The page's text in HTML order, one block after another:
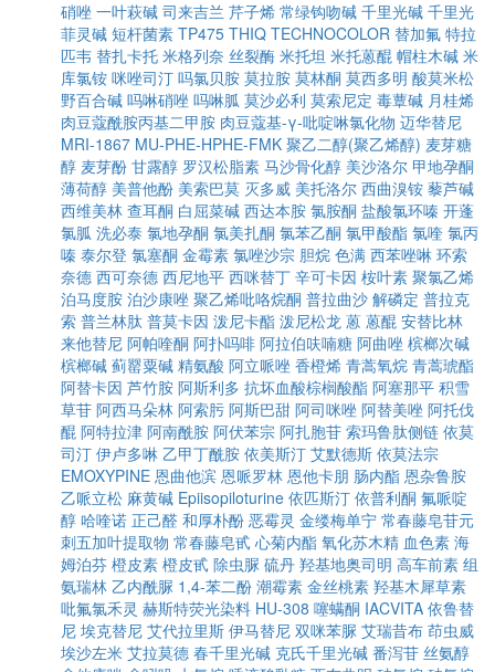
硝唑 一叶萩碱 司来吉兰 芹子烯 常绿钩吻碱 千里光碱 千里光
菲灵碱 短杆菌素 TP475 THIQ TECHNOCOLOR 替加氟 特拉
匹韦 替扎卡托 米格列奈 丝裂酶 米托坦 米托蒽醌 帽柱木碱 米
库氯铵 咪唑司汀 吗氯贝胺 莫拉胺 莫林酮 莫西多明 酸莫米松
野百合碱 吗啉硝唑 吗啉胍 莫沙必利 莫索尼定 毒蕈碱 月桂烯
肉豆蔻酰胺丙基二甲胺 肉豆蔻基-γ-吡啶啉氯化物 迈华替尼
MRI-1867 MU-PHE-HPHE-FMK 聚乙二醇(聚乙烯醇) 麦芽糖
醇 麦芽酚 甘露醇 罗汉松脂素 马沙骨化醇 美沙洛尔 甲地孕酮
薄荷醇 美普他酚 美索巴莫 灭多威 美托洛尔 西曲溴铵 藜芦碱
西维美林 查耳酮 白屈菜碱 西达本胺 氯胺酮 盐酸氯环嗪 开蓬
氯胍 洗必泰 氯地孕酮 氯美扎酮 氯苯乙酮 氯甲酸酯 氯喹 氯丙
嗪 泰尔登 氯塞酮 金霉素 氯唑沙宗 胆烷 色满 西苯唑啉 环索
奈德 西可奈德 西尼地平 西咪替丁 辛可卡因 桉叶素 聚氯乙烯
泊马度胺 泊沙康唑 聚乙烯吡咯烷酮 普拉曲沙 解磷定 普拉克
索 普兰林肽 普莫卡因 泼尼卡酯 泼尼松龙 蒽 蒽醌 安替比林
来他替尼 阿帕喹酮 阿扑吗啡 阿拉伯呋喃糖 阿曲唑 槟榔次碱
槟榔碱 蓟罂粟碱 精氨酸 阿立哌唑 香橙烯 青蒿氧烷 青蒿琥酯
阿替卡因 芦竹胺 阿斯利多 抗坏血酸棕榈酸酯 阿塞那平 积雪
草苷 阿西马朵林 阿索肟 阿斯巴甜 阿司咪唑 阿替美唑 阿托伐
醌 阿特拉津 阿南酰胺 阿伏苯宗 阿扎胞苷 索玛鲁肽侧链 依莫
司汀 伊卢多啉 乙甲丁酰胺 依美斯汀 艾默德斯 依莫法宗
EMOXYPINE 恩曲他滨 恩哌罗林 恩他卡朋 肠内酯 恩杂鲁胺
乙哌立松 麻黄碱 Epiisopiloturine 依匹斯汀 依普利酮 氟哌啶
醇 哈喹诺 正己醛 和厚朴酚 恶霉灵 金缕梅单宁 常春藤皂苷元
刺五加叶提取物 常春藤皂甙 心菊内酯 氧化苏木精 血色素 海
姆泊芬 橙皮素 橙皮甙 除虫脲 硫丹 羟基地奥司明 高车前素 组
氨瑞林 乙内酰脲 1,4-苯二酚 潮霉素 金丝桃素 羟基木犀草素
吡氟氯禾灵 赫斯特荧光染料 HU-308 噻螨酮 IACVITA 依鲁替
尼 埃克替尼 艾代拉里斯 伊马替尼 双咪苯脲 艾瑞昔布 茚虫威
埃沙左米 艾拉莫德 春千里光碱 克氏千里光碱 番泻苷 丝氨醇